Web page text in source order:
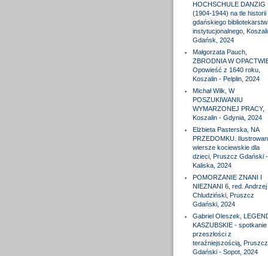
HOCHSCHULE DANZIG
(1904-1944) na tle historii
gdańskiego
instytucjonalnego,
Gdańsk, 2024
Małgorzata Pauch,
ZBRODNIA W
Opowieść z 1640 roku,
Koszalin - Pelplin, 2024
Michał Wilk, W
POSZUKIWANIU
WYMARZONEJ PRACY,
Koszalin - Gdynia, 2024
Elżbieta Pasterska, NA
PRZEDOMKU.
wiersze kociewskie dla
dzieci, Pruszcz Gdański -
Kaliska, 2024
POMORZANIE ZNANI I
NIEZNANI 6, red. Andrzej
Chludziński, Pruszcz
Gdański, 2024
Gabriel Oleszek,
KASZUBSKIE - spotkanie
przeszłości z
teraźniejszością, Pruszcz
Gdański - Sopot, 2024